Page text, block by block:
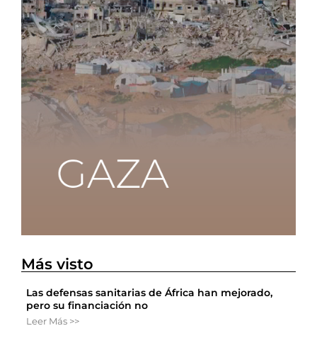
Más visto
Las defensas sanitarias de África han mejorado,
pero su financiación no
Leer Más >>